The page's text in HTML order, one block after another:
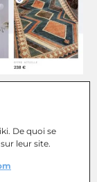
De quoi se
leur site.